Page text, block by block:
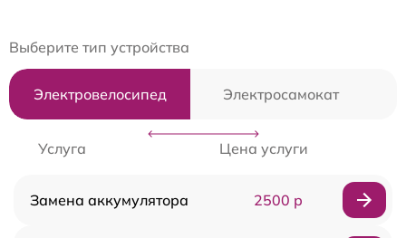
Выберите тип устройства
Электровелосипед Электросамокат
Услуга Цена услуги
Замена аккумулятора 2500 р